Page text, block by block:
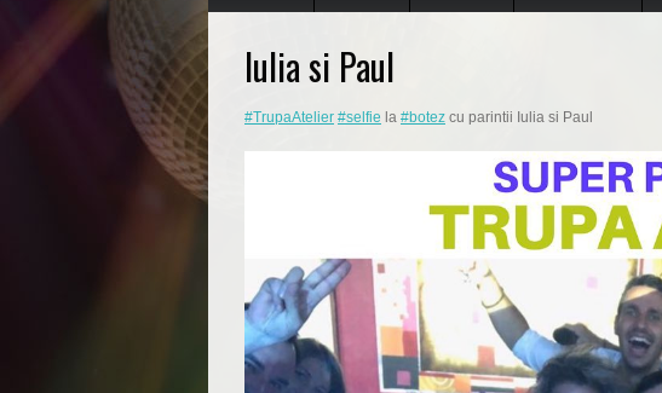
Iulia si Paul
#TrupaAtelier #selfie la #botez cu parintii Iulia si Paul